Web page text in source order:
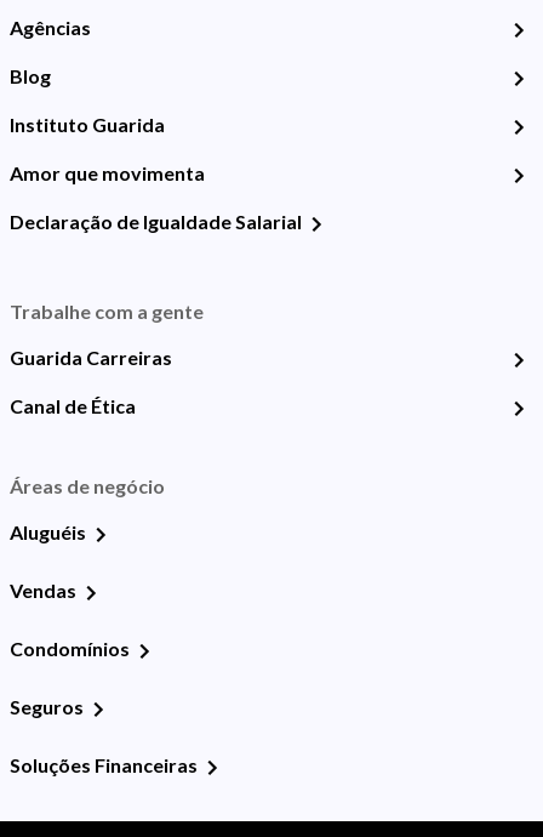
Agências
Blog
Instituto Guarida
Amor que movimenta
Declaração de Igualdade Salarial
Trabalhe com a gente
Guarida Carreiras
Canal de Ética
Áreas de negócio
Aluguéis
Vendas
Condomínios
Seguros
Soluções Financeiras